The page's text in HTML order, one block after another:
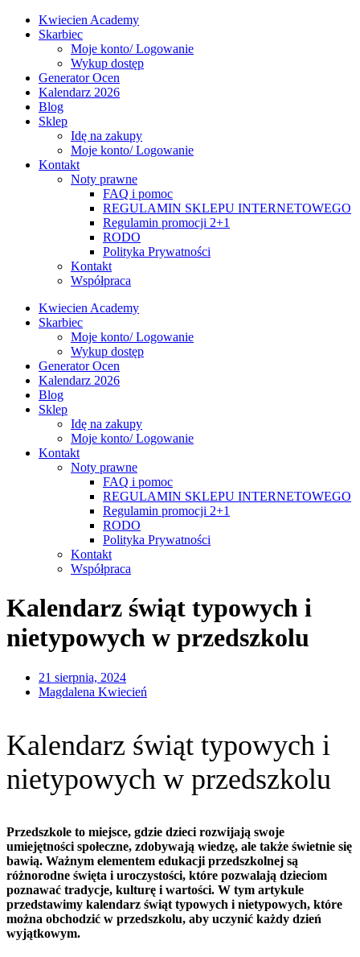
Kwiecien Academy
Skarbiec
Moje konto/ Logowanie
Wykup dostęp
Generator Ocen
Kalendarz 2026
Blog
Sklep
Idę na zakupy
Moje konto/ Logowanie
Kontakt
Noty prawne
FAQ i pomoc
REGULAMIN SKLEPU INTERNETOWEGO
Regulamin promocji 2+1
RODO
Polityka Prywatności
Kontakt
Współpraca
Kwiecien Academy
Skarbiec
Moje konto/ Logowanie
Wykup dostęp
Generator Ocen
Kalendarz 2026
Blog
Sklep
Idę na zakupy
Moje konto/ Logowanie
Kontakt
Noty prawne
FAQ i pomoc
REGULAMIN SKLEPU INTERNETOWEGO
Regulamin promocji 2+1
RODO
Polityka Prywatności
Kontakt
Współpraca
Kalendarz świąt typowych i
nietypowych w przedszkolu
21 sierpnia, 2024
Magdalena Kwiecień
Kalendarz świąt typowych i
nietypowych w przedszkolu
Przedszkole to miejsce, gdzie dzieci rozwijają swoje
umiejętności społeczne, zdobywają wiedzę, ale także świetnie się
bawią. Ważnym elementem edukacji przedszkolnej są
różnorodne święta i uroczystości, które pozwalają dzieciom
poznawać tradycje, kulturę i wartości. W tym artykule
przedstawimy kalendarz świąt typowych i nietypowych, które
można obchodzić w przedszkolu, aby uczynić każdy dzień
wyjątkowym.